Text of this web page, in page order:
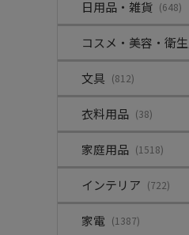
日用品・雑貨 (648)
コスメ・美容・衛
文具 (812)
衣料用品 (38)
家庭用品 (1518)
インテリア (722)
家電 (1387)